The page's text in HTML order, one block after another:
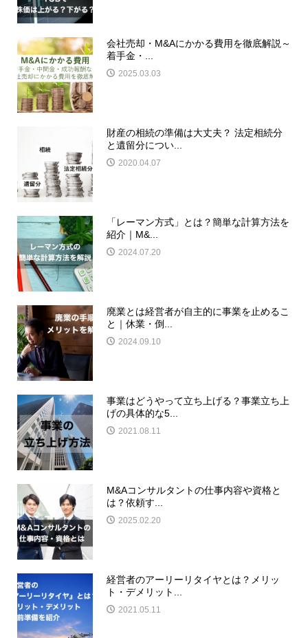
会社売却・M&Aにかかる費用を徹底解説～
着手金・...
2025.03.03
財産の相続の準備は大丈夫？ 法定相続分
と遺留分につい...
2020.04.07
「レーマン方式」とは？簡単な計算方法を
紹介｜M&...
2024.07.20
廃業とは経営者が自主的に事業を止めるこ
と｜休業・倒...
2024.09.10
事業はどうやって立ち上げる？事業立ち上
げの具体的な5...
2021.08.11
M&Aコンサルタントの仕事内容や資格と
は？依頼す...
2025.02.20
経営者のアーリーリタイヤとは？メリッ
ト・デメリット...
2021.05.11